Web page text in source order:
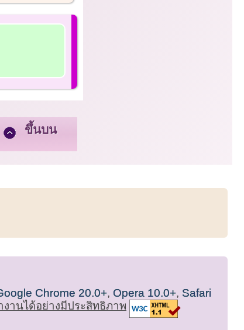
ขึ้นบน
Chrome 20.0+, Opera 10.0+, Safari
งานได้อย่างมีประสิทธิภาพ